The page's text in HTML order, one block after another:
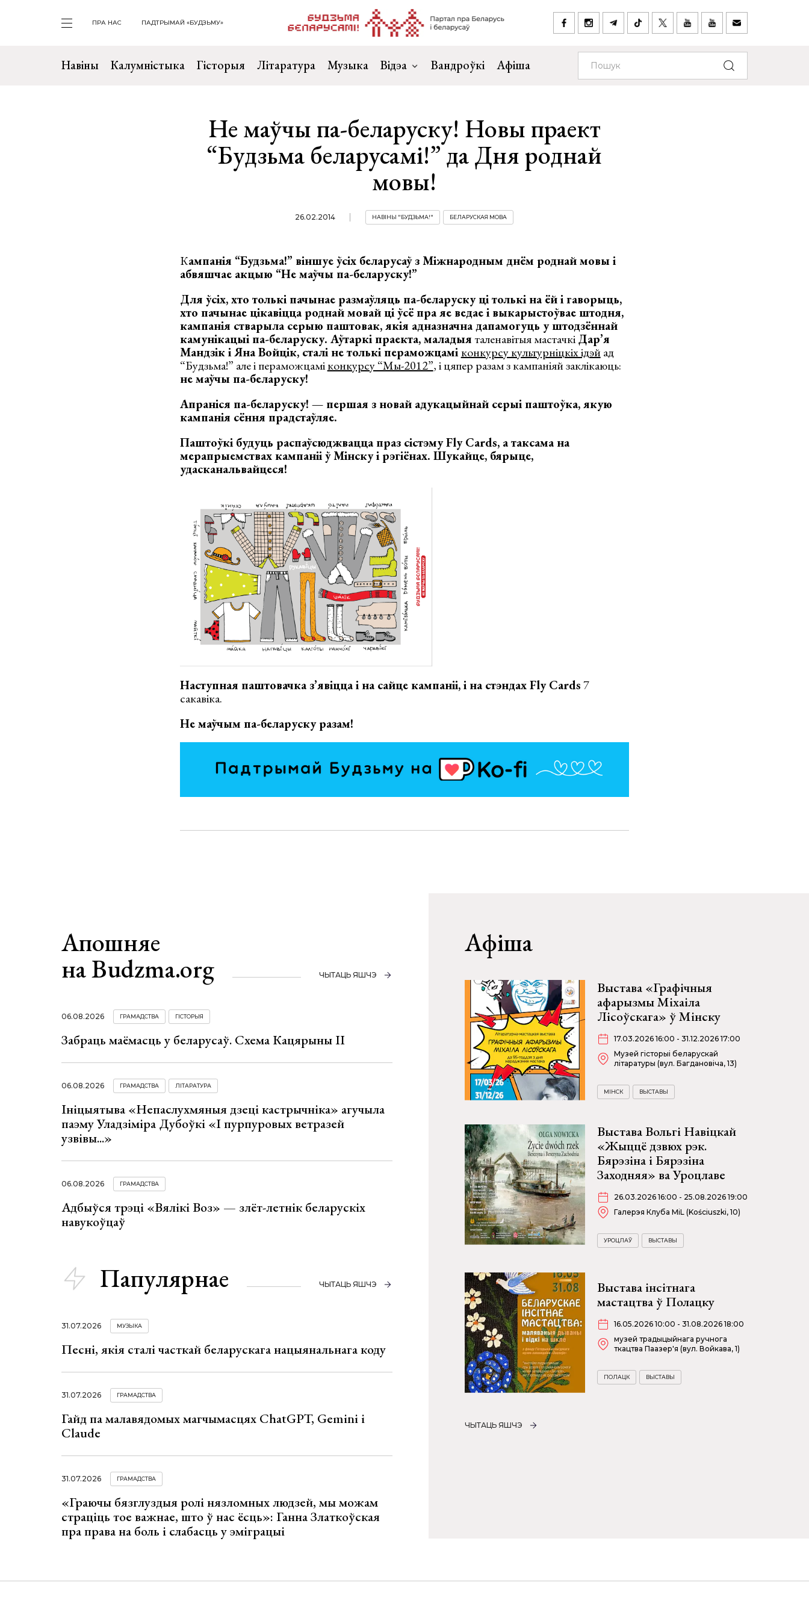
ПРА НАС ПАДТРЫМАЙ «БУДЗЬМУ»
Навіны Калумністыка Гісторыя Літаратура Музыка Відэа Вандроўкі Афіша
Не маўчы па-беларуску! Новы праект
“Будзьма беларусамі!” да Дня роднай
мовы!
26.02.2014 НАВІНЫ "БУДЗЬМА!" БЕЛАРУСКАЯ МОВА
Кампанія “Будзьма!” віншуе ўсіх беларусаў з Міжнародным днём роднай мовыі
абвяшчае акцыю “Не маўчы па-беларуску!”
Для ўсіх, хто толькі пачынае размаўляць па-беларуску ці толькі на ёй і гаворыць,
хто пачынае цікавіцца роднай мовай ці ўсё пра яе ведае і выкарыстоўвае штодня,
кампанія стварыла серыю паштовак, якія адназначна дапамогуць у штодзённай
камунікацыі па-беларуску. Аўтаркі праекта, маладыя таленавітыя мастачкіДар’я
Мандзік і Яна Войцік, сталі не толькіпераможцаміконкурсу культурніцкіх ідэйад
“Будзьма!” але і пераможцаміконкурсу “Мы-2012”, і цяпер разам з кампаніяй заклікаюць:
не маўчы па-беларуску!
Апраніся па-беларуску! — першая з новай адукацыйнай серыі паштоўка, якую
кампанія сёння прадстаўляе.
Паштоўкі будуць распаўсюджвацца праз сістэму Fly Cards, а таксама на
мерапрыемствах кампаніі ў Мінску і рэгіёнах. Шукайце, бярыце,
удасканальвайцеся!
Наступная паштовачка з’явіцца і на сайце кампаніі, і на стэндахFly Cards7
сакавіка.
Не маўчым па-беларуску разам!
Апошняе
на Budzma.org
ЧЫТАЦЬ ЯШЧЭ
06.08.2026 ГРАМАДСТВА ГІСТОРЫЯ
Забраць маёмасць у беларусаў. Схема Кацярыны ІІ
06.08.2026 ГРАМАДСТВА ЛІТАРАТУРА
Ініцыятыва «Непаслухмяныя дзеці кастрычніка» агучыла
паэму Уладзіміра Дубоўкі «І пурпуровых ветразей
узвівы...»
06.08.2026 ГРАМАДСТВА
Адбыўся трэці «Вялікі Воз» — злёт-летнік беларускіх
навукоўцаў
Папулярнае ЧЫТАЦЬ ЯШЧЭ
31.07.2026 МУЗЫКА
Песні, якія сталі часткай беларускага нацыянальнага коду
31.07.2026 ГРАМАДСТВА
Гайд па малавядомых магчымасцях ChatGPT, Gemini і
Claude
31.07.2026 ГРАМАДСТВА
«Граючы бязглуздыя ролі нязломных людзей, мы можам
страціць тое важнае, што ў нас ёсць»: Ганна Златкоўская
пра права на боль і слабасць у эміграцыі
Афіша
Выстава «Графічныя
афарызмы Міхаіла
Лісоўскага» ў Мінску
17.03.2026 16:00 - 31.12.2026 17:00
Музей гісторыі беларускай
літаратуры (вул. Багдановіча, 13)
МІНСК ВЫСТАВЫ
Выстава Вольгі Навіцкай
«Жыццё дзвюх рэк.
Бярэзіна і Бярэзіна
Заходняя» ва Уроцлаве
26.03.2026 16:00 - 25.08.2026 19:00
Галерэя Клуба MiL (Kościuszki, 10)
УРОЦЛАЎ ВЫСТАВЫ
Выстава інсітнага
мастацтва ў Полацку
16.05.2026 10:00 - 31.08.2026 18:00
музей традыцыйнага ручнога
ткацтва Паазер'я (вул. Войкава, 1)
ПОЛАЦК ВЫСТАВЫ
ЧЫТАЦЬ ЯШЧЭ